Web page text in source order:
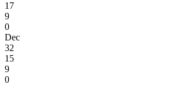
17
9
0
Dec
32
15
9
0